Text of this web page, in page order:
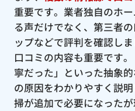
重要です。業者独自のホ
る声だけでなく、第三者
ップなどで評判を確認しま
口コミの内容も重要です
寧だった」といった抽象
の原因をわかりやすく説
掃が追加で必要になった